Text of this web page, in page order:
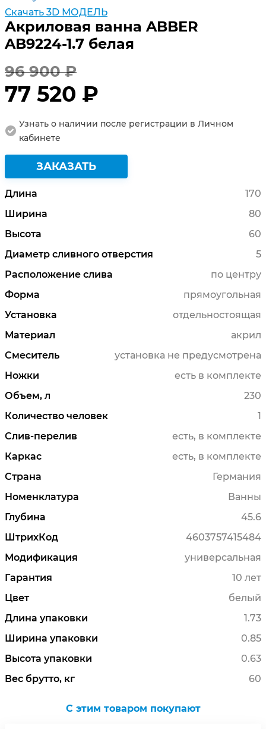
Скачать 3D МОДЕЛЬ
Акриловая ванна ABBER
AB9224-1.7 белая
96 900 ₽
77 520 ₽
Узнать о наличии после регистрации в Личном
кабинете
ЗАКАЗАТЬ
Длина
170
Ширина
80
Высота
60
Диаметр сливного отверстия
5
Расположение слива
по центру
Форма
прямоугольная
Установка
отдельностоящая
Материал
акрил
Смеситель
установка не предусмотрена
Ножки
есть в комплекте
Объем, л
230
Количество человек
1
Слив-перелив
есть, в комплекте
Каркас
есть, в комплекте
Страна
Германия
Номенклатура
Ванны
Глубина
45.6
ШтрихКод
4603757415484
Модификация
универсальная
Гарантия
10 лет
Цвет
белый
Длина упаковки
1.73
Ширина упаковки
0.85
Высота упаковки
0.63
Вес брутто, кг
60
C этим товаром покупают